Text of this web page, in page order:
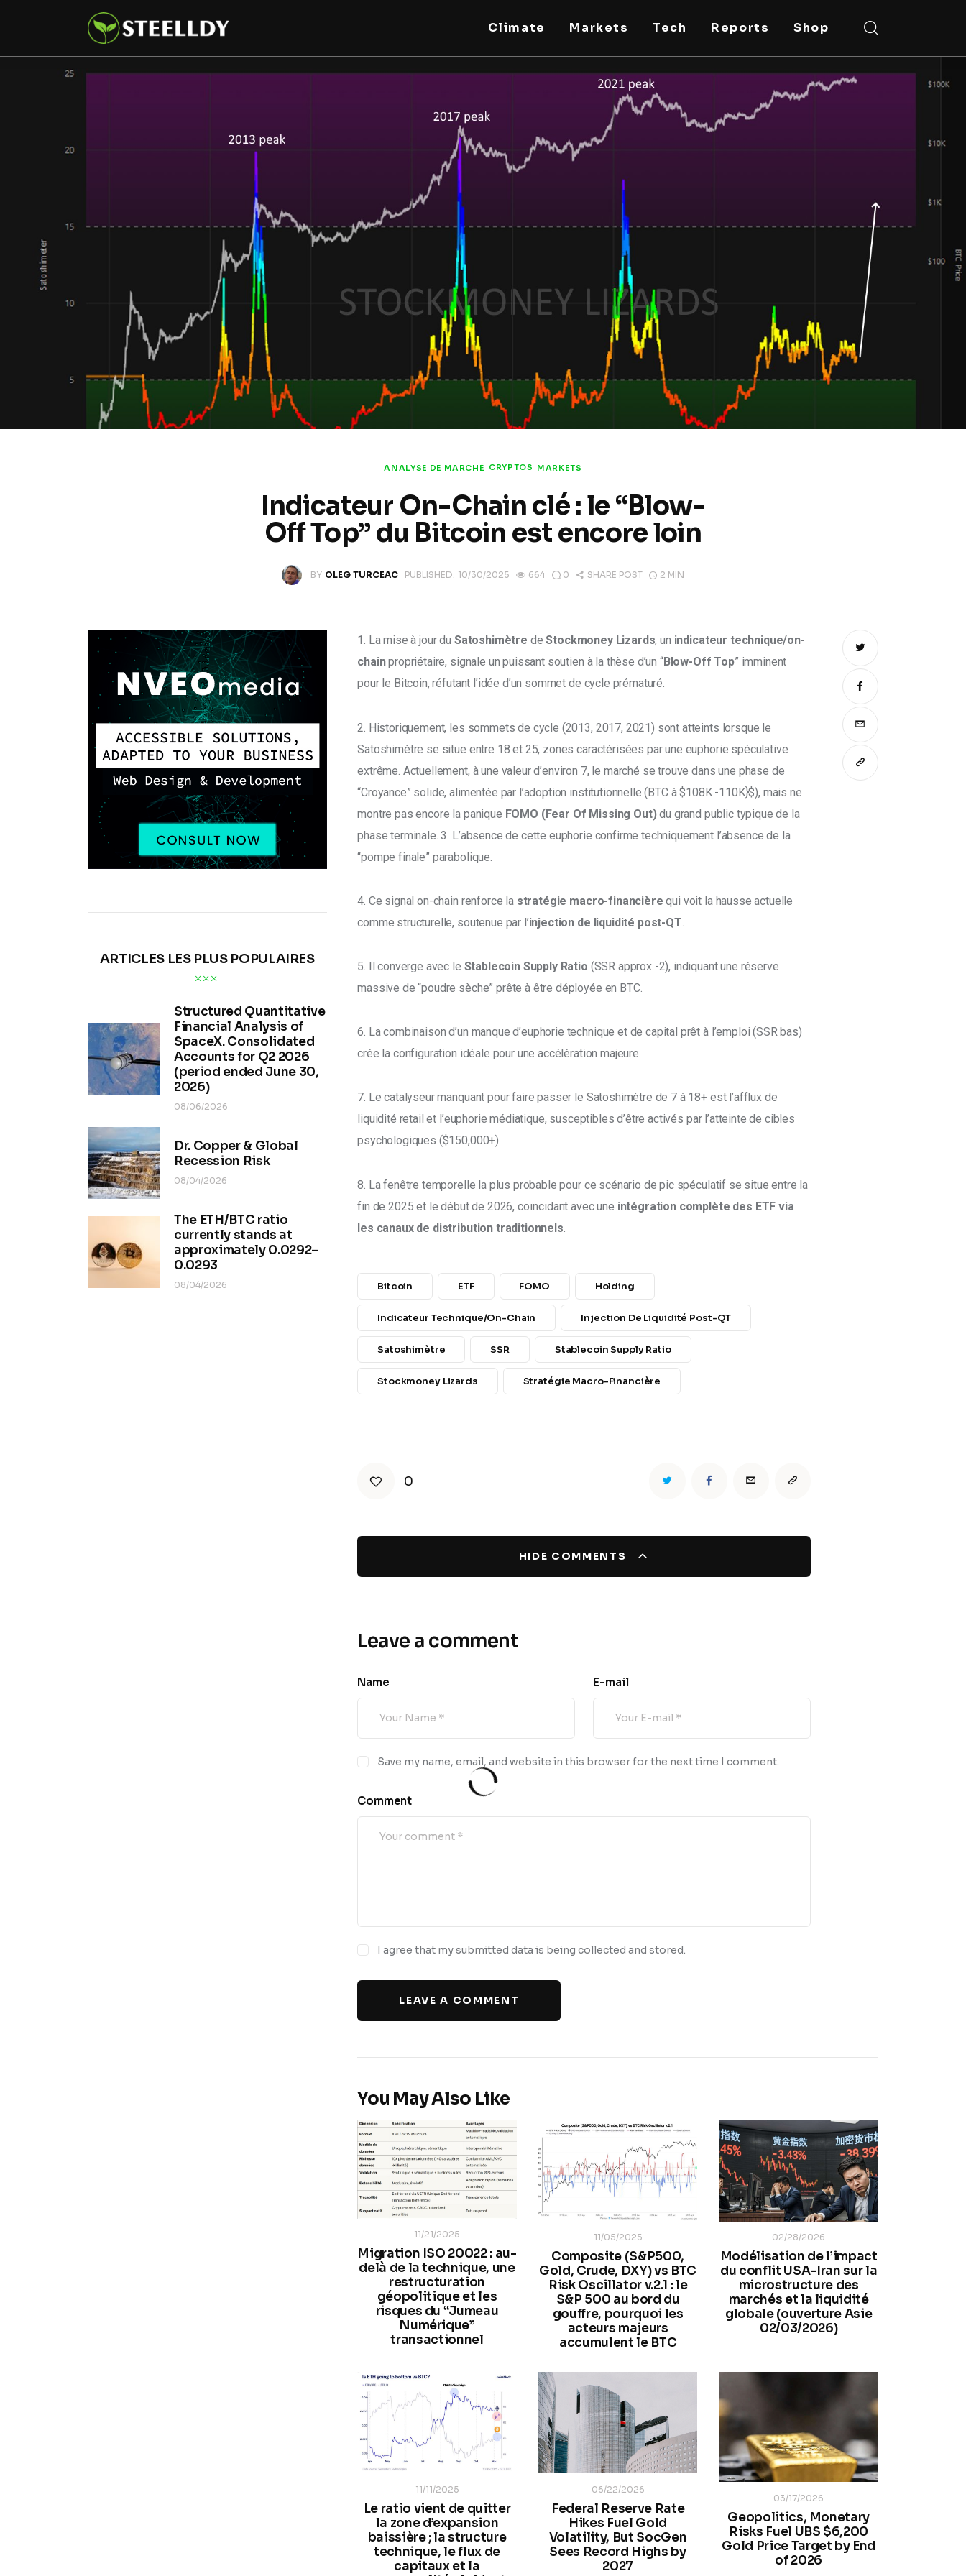
Climate Markets Tech Reports Shop
STEELLDY
Through Steelldy consulting company, I assist
(macroeconomic index platform). Analysis of
the transition to a multipolar world:
stablecoins, gold, copper, precious metals,
industrial metals, oil, dollars, euros, yuan, yen,
rubles, CBDC, BISIH, mBridge, Unified Ledger,
BRICS, and global regulations. ◙ Web3 Law &
Taxation Legal and Tax structuring of
blockchain-based projects, RWA,
tokenization, cryptocurrency (stablecoins,
CBDC), decentralized autonomous
organizations (DAO), MiCA compliance, ISO
20022, AI, MANBRIC/biotech technologies,
robotics, smart cities, and ESG taxonomy.
Markets
ANALYSE DE MARCHÉ CRYPTOS MARKETS
Indicateur On-Chain clé : le “Blow-
Off Top” du Bitcoin est encore loin
BY OLEG TURCEAC PUBLISHED: 10/30/2025 664 0 SHARE POST 2 MIN
1. La mise à jour du Satoshimètre de Stockmoney Lizards, un indicateur technique/on-
chain propriétaire, signale un puissant soutien à la thèse d’un “Blow-Off Top” imminent
pour le Bitcoin, réfutant l’idée d’un sommet de cycle prématuré.
2. Historiquement, les sommets de cycle (2013, 2017, 2021) sont atteints lorsque le
Satoshimètre se situe entre 18 et 25, zones caractérisées par une euphorie spéculative
extrême. Actuellement, à une valeur d’environ 7, le marché se trouve dans une phase de
“Croyance” solide, alimentée par l’adoption institutionnelle (BTC à $108K -110K}$), mais ne
montre pas encore la panique FOMO (Fear Of Missing Out) du grand public typique de la
phase terminale. 3. L’absence de cette euphorie confirme techniquement l’absence de la
“pompe finale” parabolique.
4. Ce signal on-chain renforce la stratégie macro-financière qui voit la hausse actuelle
comme structurelle, soutenue par l’injection de liquidité post-QT.
5. Il converge avec le Stablecoin Supply Ratio (SSR approx -2), indiquant une réserve
massive de “poudre sèche” prête à être déployée en BTC.
6. La combinaison d’un manque d’euphorie technique et de capital prêt à l’emploi (SSR bas)
crée la configuration idéale pour une accélération majeure.
7. Le catalyseur manquant pour faire passer le Satoshimètre de 7 à 18+ est l’afflux de
liquidité retail et l’euphorie médiatique, susceptibles d’être activés par l’atteinte de cibles
psychologiques ($150,000+).
8. La fenêtre temporelle la plus probable pour ce scénario de pic spéculatif se situe entre la
fin de 2025 et le début de 2026, coïncidant avec une intégration complète des ETF via
les canaux de distribution traditionnels
Bitcoin ETF FOMO Holding
Indicateur Technique/on-Chain Injection De Liquidité Post-QT
Satoshimètre SSR Stablecoin Supply Ratio
Stockmoney Lizards Stratégie Macro-Financière
0
HIDE COMMENTS
Leave a comment
Name E-mail
Save my name, email, and website in this browser for the next time I comment.
Comment
I agree that my submitted data is being collected and stored.
LEAVE A COMMENT
You May Also Like
11/21/2025
Migration ISO 20022 : au-
delà de la technique, une
restructuration
géopolitique et les
risques du “Jumeau
Numérique”
transactionnel
11/05/2025
Composite (S&P500,
Gold, Crude, DXY) vs BTC
Risk Oscillator v.2.1 : le
S&P 500 au bord du
gouffre, pourquoi les
acteurs majeurs
accumulent le BTC
02/28/2026
Modélisation de l’impact
du conflit USA-Iran sur la
microstructure des
marchés et la liquidité
globale (ouverture Asie
02/03/2026)
11/11/2025
Le ratio vient de quitter
la zone d’expansion
baissière ; la structure
technique, le flux de
capitaux et la
06/22/2026
Federal Reserve Rate
Hikes Fuel Gold
Volatility, But SocGen
Sees Record Highs by
2027
03/17/2026
Geopolitics, Monetary
Risks Fuel UBS $6,200
Gold Price Target by End
of 2026
ARTICLES LES PLUS POPULAIRES
Structured Quantitative
Financial Analysis of
SpaceX. Consolidated
Accounts for Q2 2026
(period ended June 30,
2026)
08/06/2026
Dr. Copper & Global
Recession Risk
08/04/2026
The ETH/BTC ratio
currently stands at
approximately 0.0292–
0.0293
08/04/2026